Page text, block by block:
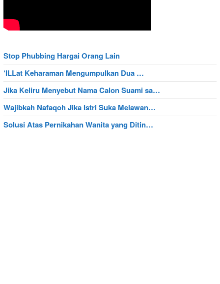
Stop Phubbing Hargai Orang Lain
‘ILLat Keharaman Mengumpulkan Dua …
Jika Keliru Menyebut Nama Calon Suami sa…
Wajibkah Nafaqoh Jika Istri Suka Melawan…
Solusi Atas Pernikahan Wanita yang Ditin…